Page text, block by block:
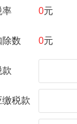
率 0元
除数 0元
款
缴税款